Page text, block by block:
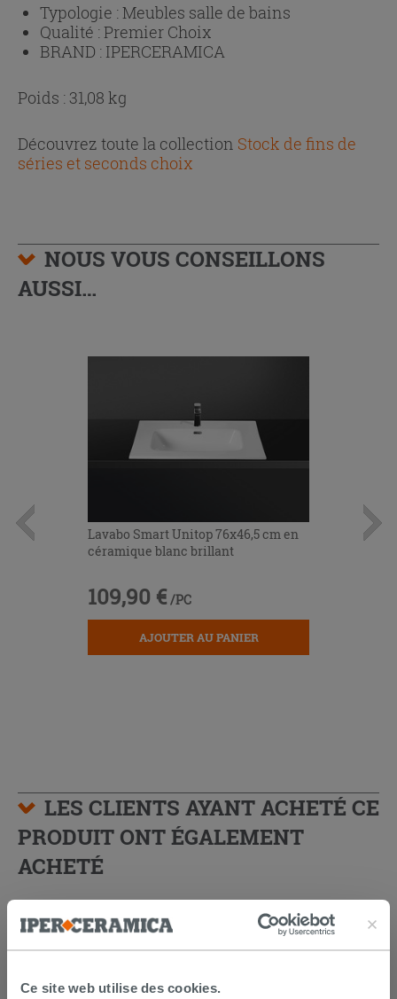
Ce site web utilise des cookies.
Typologie :Meubles salle de bains
Qualité :Premier Choix
BRAND : IPERCERAMICA
Poids : 31,08 kg
Découvrez toute la collection Stock de fins de
séries et seconds choix
NOUS VOUS CONSEILLONS
AUSSI…
Lavabo Smart Unitop 76x46,5 cm en
céramique blanc brillant
109,90 € /PC
AJOUTER AU PANIER
LES CLIENTS AYANT ACHETÉ CE
PRODUIT ONT ÉGALEMENT
ACHETÉ